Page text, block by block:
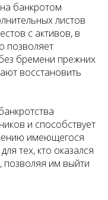
банкротом
листов
с активов, в
позволяет
бремени прежних
восстановить
и способствует
имеющегося
тех, кто оказался
позволяя им выйти